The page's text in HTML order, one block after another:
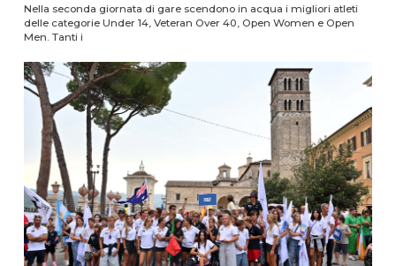
Nella seconda giornata di gare scendono in acqua i migliori atleti
delle categorie Under 14, Veteran Over 40, Open Women e Open
Men. Tanti i